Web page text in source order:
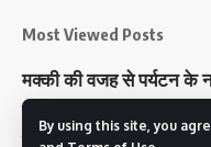
By using this site, you
Most Viewed Posts
मक्‍की की वजह से पर्यटन के
राज्य में 12 पी माइनस थ्री
टिहरी राजपरिवार के पास